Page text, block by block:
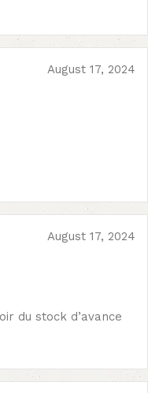
August 17, 2024
August 17, 2024
du stock d’avance